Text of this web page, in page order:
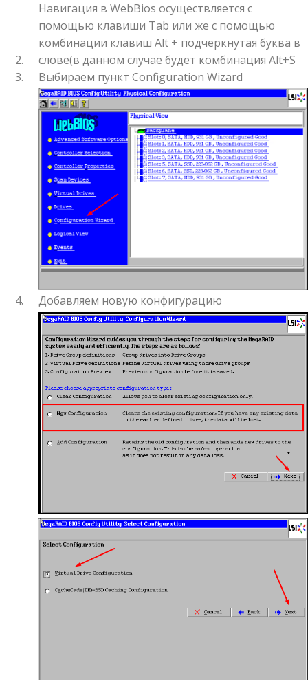
Навигация в WebBios осуществляется с
помощью клавиши Tab или же с помощью
комбинации клавиш Alt + подчеркнутая буква в
слове(в данном случае будет комбинация Alt+S
Выбираем пункт Configuration Wizard
Добавляем новую конфигурацию